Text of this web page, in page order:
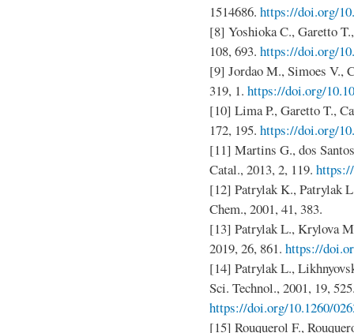
1514686. https://doi.org/
[8] Yoshioka C., Garetto
108, 693. https://doi.org/
[9] Jordao M., Simoes V.,
319, 1. https://doi.org/
[10] Lima P., Garetto T.,
172, 195. https://doi.org/
[11] Martins G., dos
Catal., 2013, 2, 119.
[12] Patrylak K., Patrylak
Chem., 2001, 41, 383.
[13] Patrylak L., Krylova
2019, 26, 861. https://
[14] Patrylak L.,
Sci. Technol., 2001, 19,
https://doi.org/10.1260/
[15] Rouquerol F.,